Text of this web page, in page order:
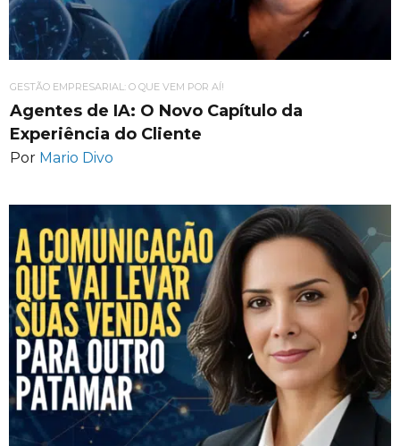
GESTÃO EMPRESARIAL: O QUE VEM POR AÍ!
Agentes de IA: O Novo Capítulo da
Experiência do Cliente
Por Mario Divo